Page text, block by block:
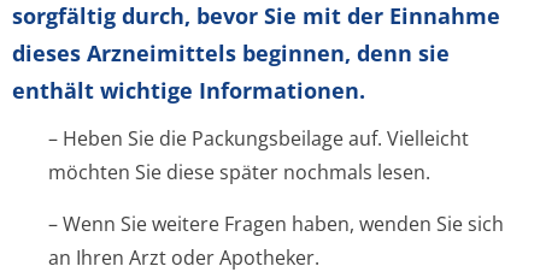
sorgfältig durch, bevor Sie mit der Einnahme
dieses Arzneimittels beginnen, denn sie
enthält wichtige Informationen.
– Heben Sie die Packungsbeilage auf. Vielleicht
möchten Sie diese später nochmals lesen.
– Wenn Sie weitere Fragen haben, wenden Sie sich
an Ihren Arzt oder Apotheker.